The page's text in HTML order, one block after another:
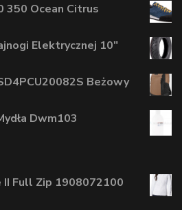
350 Ocean Citrus
Elektrycznej 10"
Beżowy
Dwm103
Full Zip 1908072100